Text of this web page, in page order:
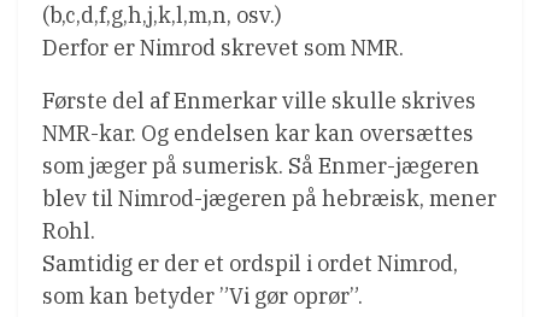
(b,c,d,f,g,h,j,k,l,m,n, osv.)
Derfor er Nimrod skrevet som NMR.
Første del af Enmerkar ville skulle skrives
NMR-kar. Og endelsen kar kan oversættes
som jæger på sumerisk. Så Enmer-jægeren
blev til Nimrod-jægeren på hebræisk, mener
Rohl.
Samtidig er der et ordspil i ordet Nimrod,
som kan betyder ”Vi gør oprør”.